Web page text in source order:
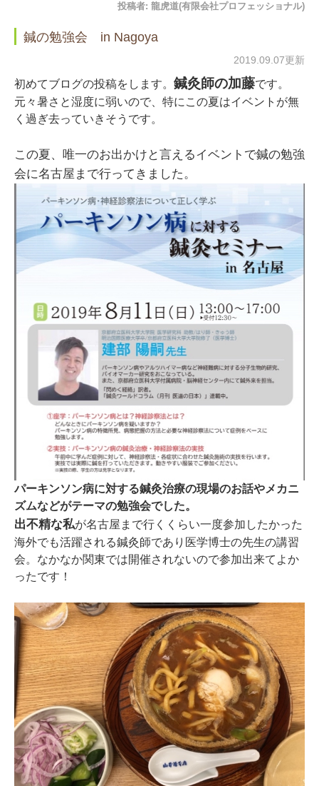
投稿者: 龍虎道(有限会社プロフェッショナル)
鍼の勉強会 in Nagoya
2019.09.07更新
初めてブログの投稿をします。 鍼灸師の加藤です。
元々暑さと湿度に弱いので、特にこの夏はイベントが無
く過ぎ去っていきそうです。
この夏、唯一のお出かけと言えるイベントで鍼の勉強
会に名古屋まで行ってきました。
パーキンソン病に対する鍼灸治療の現場のお話やメカニ
ズムなどがテーマの勉強会でした。
出不精な私が名古屋まで行くくらい一度参加したかった
海外でも活躍される鍼灸師であり医学博士の先生の講習
会。なかなか関東では開催されないので参加出来てよか
ったです！